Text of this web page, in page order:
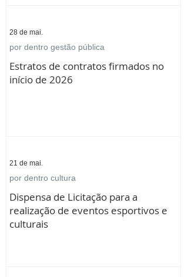
Estratos de contratos firmados no
início de 2026
por dentro gestão pública
28 de mai.
Dispensa de Licitação para a
realização de eventos esportivos e
culturais
por dentro cultura
21 de mai.